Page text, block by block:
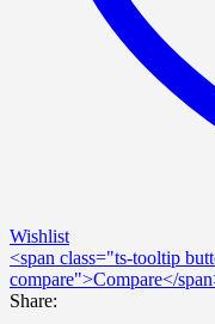
Wishlist
<span class="ts-tooltip
compare">Compare</
Share: